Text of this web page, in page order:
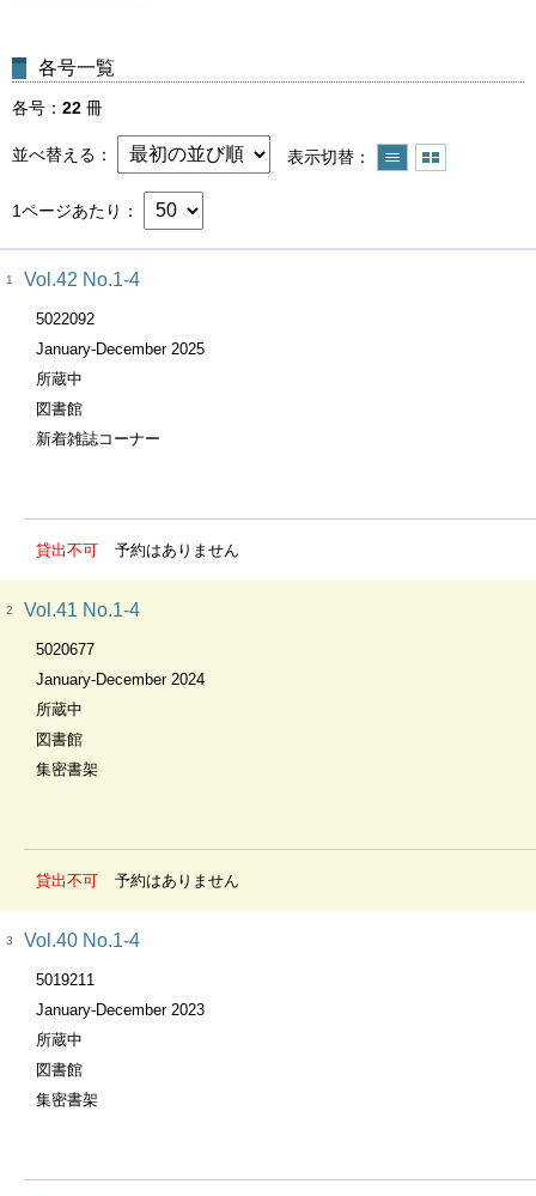
各号一覧
各号 22 冊
並べ替える 表示切替
1ページあたり
1 Vol.42 No.1-4
5022092
January-December 2025
所蔵中
図書館
新着雑誌コーナー
貸出不可 予約はありません
2 Vol.41 No.1-4
5020677
January-December 2024
所蔵中
図書館
集密書架
貸出不可 予約はありません
3 Vol.40 No.1-4
5019211
January-December 2023
所蔵中
図書館
集密書架